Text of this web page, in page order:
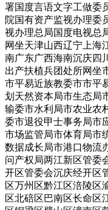
署国度言语文字工做委
院国有资产监视办理委
视办理总局国度电视总
网坐天津山西辽宁上海
南广东广西海南沉庆四
出产扶植兵团处所网坐
市平易近族教委市市平
划天然资本局市生态局
输委市水利局市农业农
委市退役甲士事务局市
市场监管局市体育局市
数据成长局市港口物流
问产权局两江新区管委
开区管委会沉庆经开区
区万州区黔江区涪陵区
区北碚区巴南区长命区